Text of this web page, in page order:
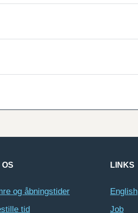
OS
og åbningstider
tid
LINKS
English
Job